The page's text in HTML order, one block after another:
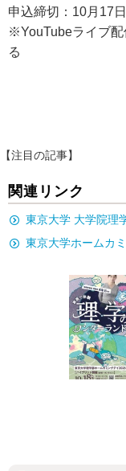
申込締切：10月17
※YouTubeライブ配
る
【注目の記事】
関連リンク
東京大学 大学院理
東京大学ホームカ